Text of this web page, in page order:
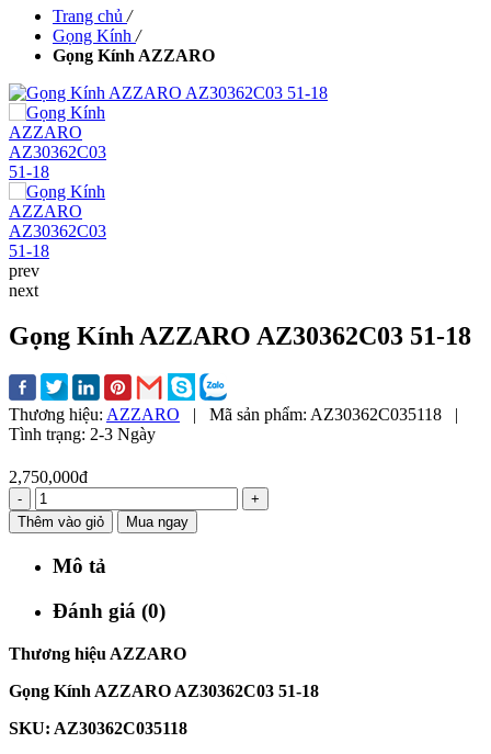
Trang chủ /
Gọng Kính /
Gọng Kính AZZARO
prev
next
Gọng Kính AZZARO AZ30362C03 51-18
Thương hiệu: AZZARO | Mã sản phẩm: AZ30362C035118
|
Tình trạng: 2-3 Ngày
2,750,000đ
-
+
Thêm vào giỏ
Mua ngay
Mô tả
Đánh giá (0)
Thương hiệu AZZARO
Gọng Kính AZZARO AZ30362C03 51-18
SKU: AZ30362C035118